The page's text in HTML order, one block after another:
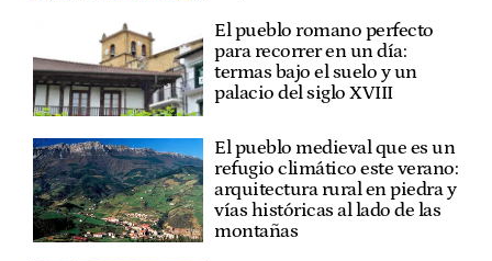
El pueblo romano perfecto
para recorrer en un día:
termas bajo el suelo y un
palacio del siglo XVIII
El pueblo medieval que es un
refugio climático este verano:
arquitectura rural en piedra y
vías históricas al lado de las
montañas